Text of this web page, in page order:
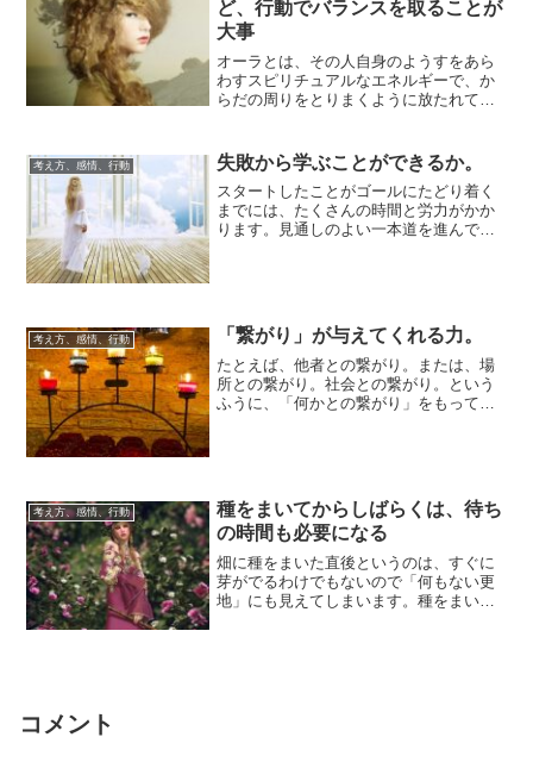
ど、行動でバランスを取ることが
大事
オーラとは、その人自身のようすをあら
わすスピリチュアルなエネルギーで、か
らだの周りをとりまくように放たれてい
考え方、感情、行動 失敗から学ぶことができるか。
スタートしたことがゴールにたどり着く
までには、たくさんの時間と労力がかか
ります。見通しのよい一本道を進んでい
考え方、感情、行動 「繋がり」が与えてくれる力。
たとえば、他者との繋がり。または、場
所との繋がり。社会との繋がり。という
ふうに、「何かとの繋がり」をもってい
考え方、感情、行動
種をまいてからしばらくは、待ち
の時間も必要になる
畑に種をまいた直後というのは、すぐに
芽がでるわけでもないので「何もない更
地」にも見えてしまいます。種をまいた
コメント